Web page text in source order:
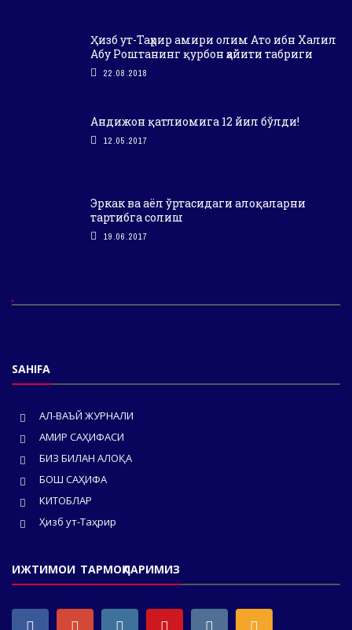
Ҳизб ут-Таҳрир амири олим Ато ибн Халил
Абу Роштанинг қурбон ҳайити табриги
22.08.2018
Андижон қатлиомига 12 йил бўлди!
12.05.2017
Эркак ва аёл ўртасидаги алоқаларни
тартибга солиш
19.06.2017
SAHIFA
АЛ-ВАЪЙ ЖУРНАЛИ
АМИР САҲИФАСИ
БИЗ БИЛАН АЛОҚА
БОШ САҲИФА
КИТОБЛАР
Ҳизб ут-Таҳрир
ИЖТИМОИ ТАРМОҚЛАРИМИЗ